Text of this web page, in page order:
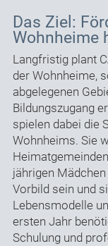
Das Ziel:
Wohnheime
Langfristig plant
der Wohnheime,
abgelegenen
Bildungszugang
spielen dabei die
Wohnheims. Sie
jährigen
Vorbild sein und
Lebensmodelle
ersten Jahr
Schulung und